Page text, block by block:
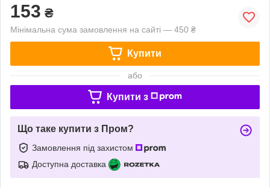
153 ₴
Мінімальна сума замовлення на сайті — 450 ₴
Купити
або
Купити з
Що таке купити з Пром?
Замовлення під захистом
Доступна доставка